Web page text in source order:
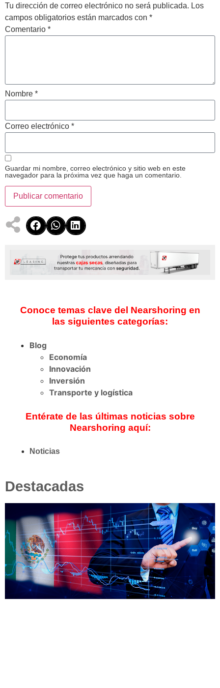
Tu dirección de correo electrónico no será publicada. Los
campos obligatorios están marcados con *
Comentario *
Nombre *
Correo electrónico *
Guardar mi nombre, correo electrónico y sitio web en este
navegador para la próxima vez que haga un comentario.
Conoce temas clave del Nearshoring en
las siguientes categorías:
Blog
Economía
Innovación
Inversión
Transporte y logística
Entérate de las últimas noticias sobre
Nearshoring aquí:
Noticias
Destacadas